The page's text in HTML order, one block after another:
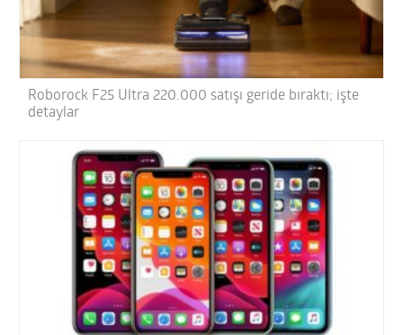
Roborock F25 Ultra 220.000 satışı geride bıraktı; işte
detaylar